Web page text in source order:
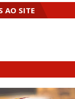
AO SITE